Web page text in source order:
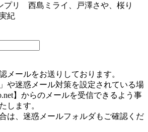
プリ 西島ミライ、戸澤さや、桜り
紀
メールをお送りしております。
や迷惑メール対策を設定されている場
】からのメールを受信できるよう事
します。
は、迷惑メールフォルダもご確認くだ